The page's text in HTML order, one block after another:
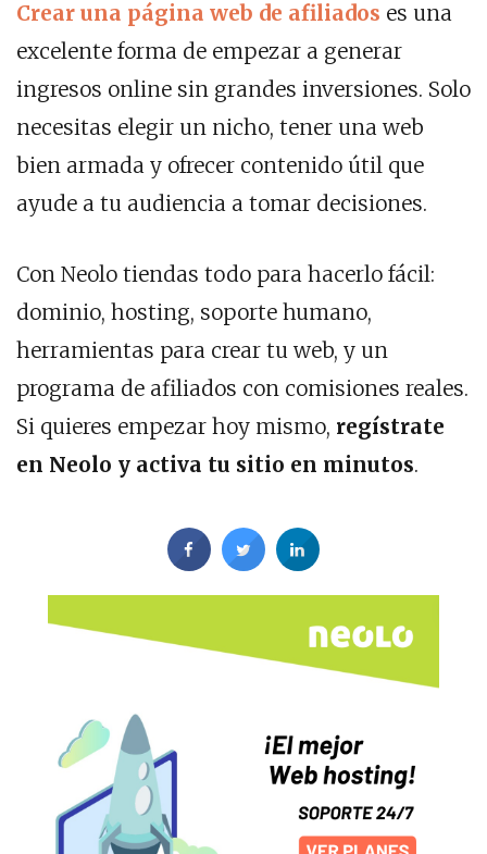
Crear una página web de afiliados es una
excelente forma de empezar a generar
ingresos online sin grandes inversiones. Solo
necesitas elegir un nicho, tener una web
bien armada y ofrecer contenido útil que
ayude a tu audiencia a tomar decisiones.
Con Neolo tiendas todo para hacerlo fácil:
dominio, hosting, soporte humano,
herramientas para crear tu web, y un
programa de afiliados con comisiones reales.
Si quieres empezar hoy mismo, regístrate
en Neolo y activa tu sitio en minutos.